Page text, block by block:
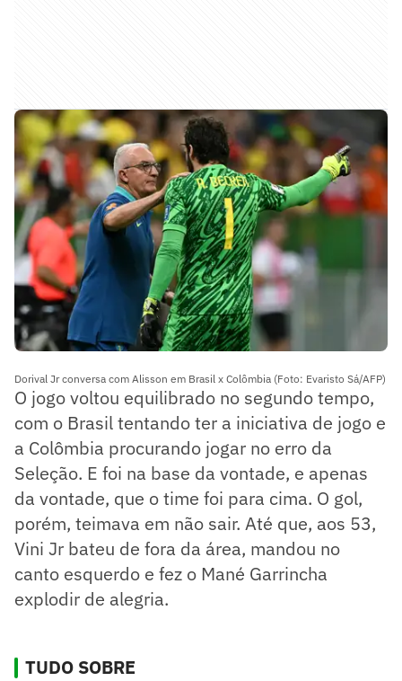
Dorival Jr conversa com Alisson em Brasil x Colômbia (Foto: Evaristo Sá/AFP)
O jogo voltou equilibrado no segundo tempo,
com o Brasil tentando ter a iniciativa de jogo e
a Colômbia procurando jogar no erro da
Seleção. E foi na base da vontade, e apenas
da vontade, que o time foi para cima. O gol,
porém, teimava em não sair. Até que, aos 53,
Vini Jr bateu de fora da área, mandou no
canto esquerdo e fez o Mané Garrincha
explodir de alegria.
TUDO SOBRE